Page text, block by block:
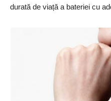
durată de viață a bateriei cu